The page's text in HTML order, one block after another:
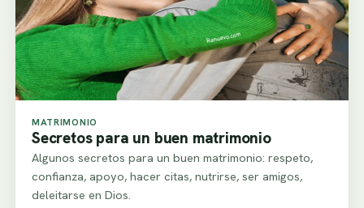
MATRIMONIO
Secretos para un buen matrimonio
Algunos secretos para un buen matrimonio: respeto,
confianza, apoyo, hacer citas, nutrirse, ser amigos,
deleitarse en Dios.